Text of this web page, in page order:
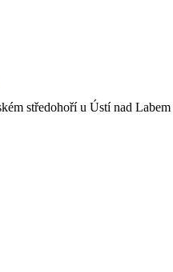
středohoří u Ústí nad